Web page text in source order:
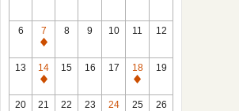
6
7
休
館
日
8 9 10 11 12
13
14
休
館
15 16 17
18
休
館
19
20 21 22 23
24
25 26